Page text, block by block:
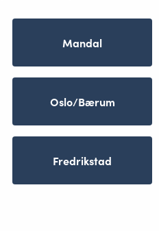
Mandal
Oslo/Bærum
Fredrikstad